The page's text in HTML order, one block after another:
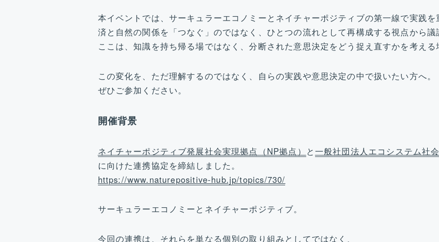
本イベントでは、サーキュラーエコノミーとネイチャーポジティブの第一線で実践
済と自然の関係を「つなぐ」のではなく、ひとつの流れとして再構成する視点から
ここは、知識を持ち帰る場ではなく、分断された意思決定をどう捉え直すかを考え
この変化を、ただ理解するのではなく、自らの実践や意思決定の中で扱いたい方へ。
ぜひご参加ください。
開催背景
ネイチャーポジティブ発展社会実現拠点（NP拠点） と一般社団法人エコシステム社
に向けた連携協定を締結しました。
https://www.naturepositive-hub.jp/topics/730/
サーキュラーエコノミーとネイチャーポジティブ。
今回の連携は、それらを単なる個別の取り組みとしてではなく、